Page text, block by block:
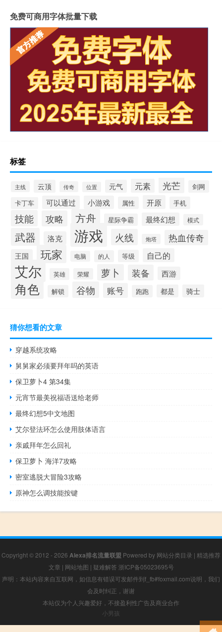
免费可商用字体批量下载
标签
主线 云顶 传奇 位置 元气 元素 光芒 剑网
卡丁车 可以通过 小游戏 属性 开原 手机
技能 攻略 方舟 星际争霸 最终幻想 模式
武器 洛克 游戏 火线 炮塔 热血传奇
王国 玩家 电脑 的人 等级 自己的
艾尔 英雄 荣耀 萝卜 装备 西游
角色 解锁 谷物 账号 跑跑 都是 骑士
猜你想看的文章
穿越系统攻略
舅舅家必须要拜年吗的英语
保卫萝卜4 第34集
元宵节最美祝福语送给老师
最终幻想5中文地图
艾尔登法环怎么使用肢体语言
亲戚拜年怎么回礼
保卫萝卜 海洋7攻略
密室逃脱大冒险3攻略
原神怎么调技能按键
Copyright © 2012 - 2026 Alexa排名流量联盟 Powered by 网站分类目录 | 精选推荐
文章 | 网站地图 | 疑难解答 浙ICP备05023695号
声明：本站内容来自互联网，如信息有错误可发邮件到f_fb#foxmail.com说明，我们
会及时纠正，谢谢
本站仅为个人兴趣爱好，不接盈利性广告及商业合作
小男孩